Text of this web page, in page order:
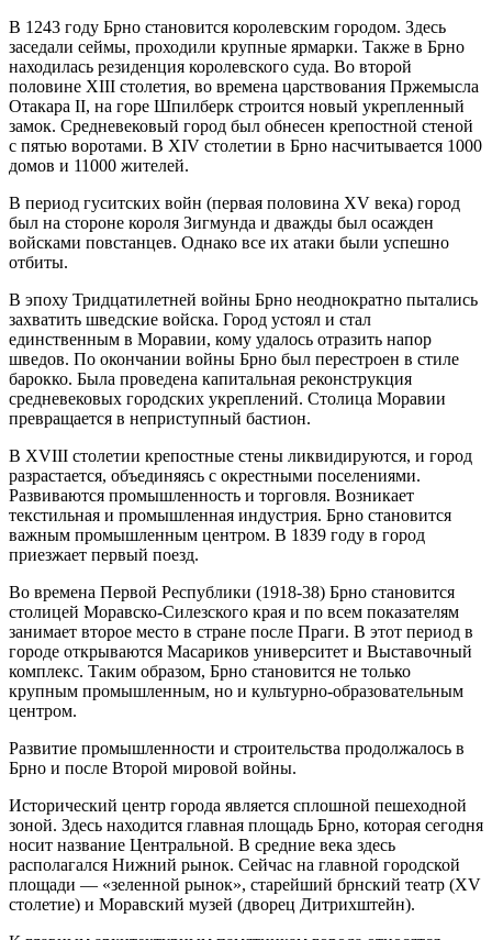
В 1243 году Брно становится королевским городом. Здесь
заседали сеймы, проходили крупные ярмарки. Также в Брно
находилась резиденция королевского суда. Во второй
половине XIII столетия, во времена царствования Пржемысла
Отакара II, на горе Шпилберк строится новый укрепленный
замок. Средневековый город был обнесен крепостной стеной
с пятью воротами. В XIV столетии в Брно насчитывается 1000
домов и 11000 жителей.
В период гуситских войн (первая половина XV века) город
был на стороне короля Зигмунда и дважды был осажден
войсками повстанцев. Однако все их атаки были успешно
отбиты.
В эпоху Тридцатилетней войны Брно неоднократно пытались
захватить шведские войска. Город устоял и стал
единственным в Моравии, кому удалось отразить напор
шведов. По окончании войны Брно был перестроен в стиле
барокко. Была проведена капитальная реконструкция
средневековых городских укреплений. Столица Моравии
превращается в неприступный бастион.
В XVIII столетии крепостные стены ликвидируются, и город
разрастается, объединяясь с окрестными поселениями.
Развиваются промышленность и торговля. Возникает
текстильная и промышленная индустрия. Брно становится
важным промышленным центром. В 1839 году в город
приезжает первый поезд.
Во времена Первой Республики (1918-38) Брно становится
столицей Моравско-Силезского края и по всем показателям
занимает второе место в стране после Праги. В этот период в
городе открываются Масариков университет и Выставочный
комплекс. Таким образом, Брно становится не только
крупным промышленным, но и культурно-образовательным
центром.
Развитие промышленности и строительства продолжалось в
Брно и после Второй мировой войны.
Исторический центр города является сплошной пешеходной
зоной. Здесь находится главная площадь Брно, которая сегодня
носит название Центральной. В средние века здесь
располагался Нижний рынок. Сейчас на главной городской
площади — «зеленной рынок», старейший брнский театр (XV
столетие) и Моравский музей (дворец Дитрихштейн).